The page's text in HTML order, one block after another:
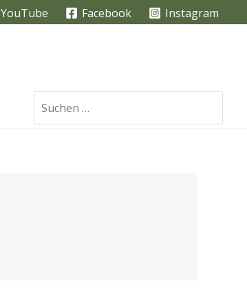
YouTube Facebook Instagram
for: